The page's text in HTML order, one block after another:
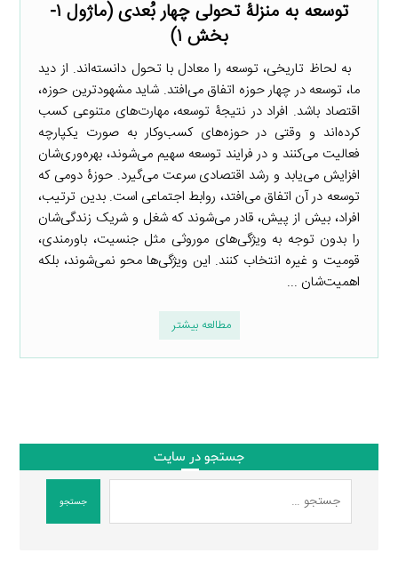
توسعه به منزلۀ تحولی چهار بُعدی (ماژول ۱-
بخش ۱)
به لحاظ تاریخی، توسعه را معادل با تحول دانسته‌اند. از دید
ما، توسعه در چهار حوزه اتفاق می‌افتد. شاید مشهودترین حوزه،
اقتصاد باشد. افراد در نتیجۀ توسعه، مهارت‌های متنوعی کسب
کرده‌اند و وقتی در حوزه‌های کسب‌وکار به صورت یکپارچه
فعالیت می‌کنند و در فرایند توسعه سهیم می‌شوند، بهره‌وری‌شان
افزایش می‌یابد و رشد اقتصادی سرعت می‌گیرد. حوزۀ دومی که
توسعه در آن اتفاق می‌افتد، روابط اجتماعی است. بدین ترتیب،
افراد، بیش از پیش، قادر می‌شوند که شغل و شریک زندگی‌شان
را بدون توجه به ویژگی‌های موروثی مثل جنسیت، باورمندی،
قومیت و غیره انتخاب کنند. این ویژگی‌ها محو نمی‌شوند، بلکه
اهمیت‌شان ...
مطالعه بیشتر
جستجو در سایت
جستجو